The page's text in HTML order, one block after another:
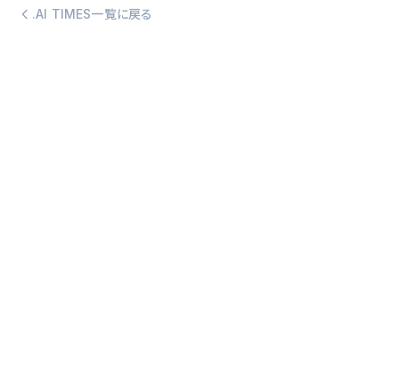
.AI TIMES一覧に戻る